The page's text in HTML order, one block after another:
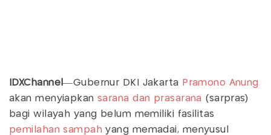
IDXChannel—Gubernur DKI Jakarta Pramono Anung
akan menyiapkansarana dan prasarana (sarpras)
bagi wilayah yang belum memiliki fasilitas
pemilahan sampah yang memadai, menyusul